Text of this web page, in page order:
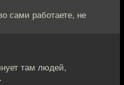
сами работаете, не
там людей,